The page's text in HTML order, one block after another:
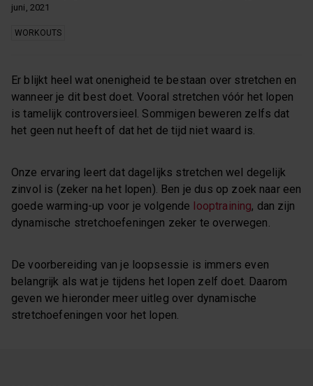
juni, 2021
WORKOUTS
Er blijkt heel wat onenigheid te bestaan over stretchen en
wanneer je dit best doet. Vooral stretchen vóór het lopen
is tamelijk controversieel. Sommigen beweren zelfs dat
het geen nut heeft of dat het de tijd niet waard is.
Onze ervaring leert dat dagelijks stretchen wel degelijk
zinvol is (zeker na het lopen). Ben je dus op zoek naar een
goede warming-up voor je volgende looptraining, dan zijn
dynamische stretchoefeningen zeker te overwegen.
De voorbereiding van je loopsessie is immers even
belangrijk als wat je tijdens het lopen zelf doet. Daarom
geven we hieronder meer uitleg over dynamische
stretchoefeningen voor het lopen.